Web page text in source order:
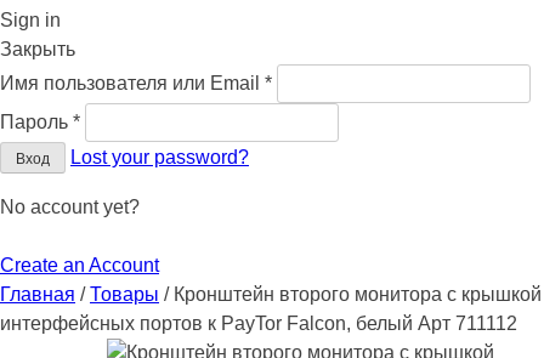
Sign in
Закрыть
Имя пользователя или Email *Обязательно
Пароль *Обязательно
Вход Lost your password?
No account yet?
Create an Account
Главная /Товары / Кронштейн второго монитора с крышкой
интерфейсных портов к PayTor Falcon, белый Арт 711112